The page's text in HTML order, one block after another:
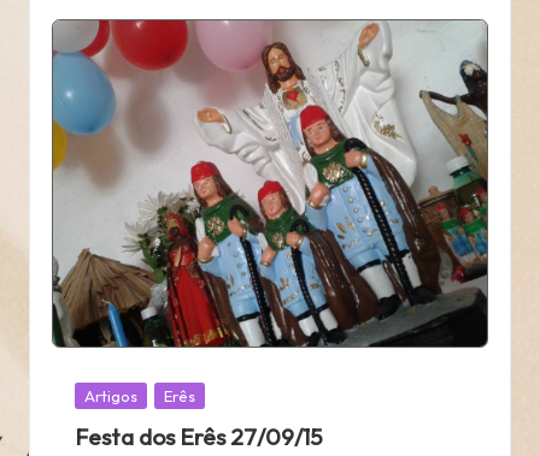
Posted
Artigos Erês
Festa dos Erês 27/09/15